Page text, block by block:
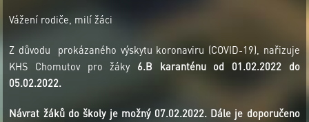
Vážení rodiče, milí žáci
Z důvodu prokázaného výskytu koronaviru (COVID-19), nařizuje
KHS Chomutov pro žáky 6.B
karanténu od 01.02.2022 do
05.02.2022.
Návrat žáků do školy je možný 07.02.2022. Dále je doporučeno